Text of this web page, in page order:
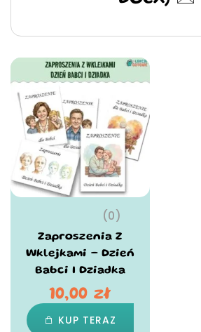
(0)
Zaproszenia Z
Wklejkami – Dzień
Babci I Dziadka
10,00 zł
KUP TERAZ